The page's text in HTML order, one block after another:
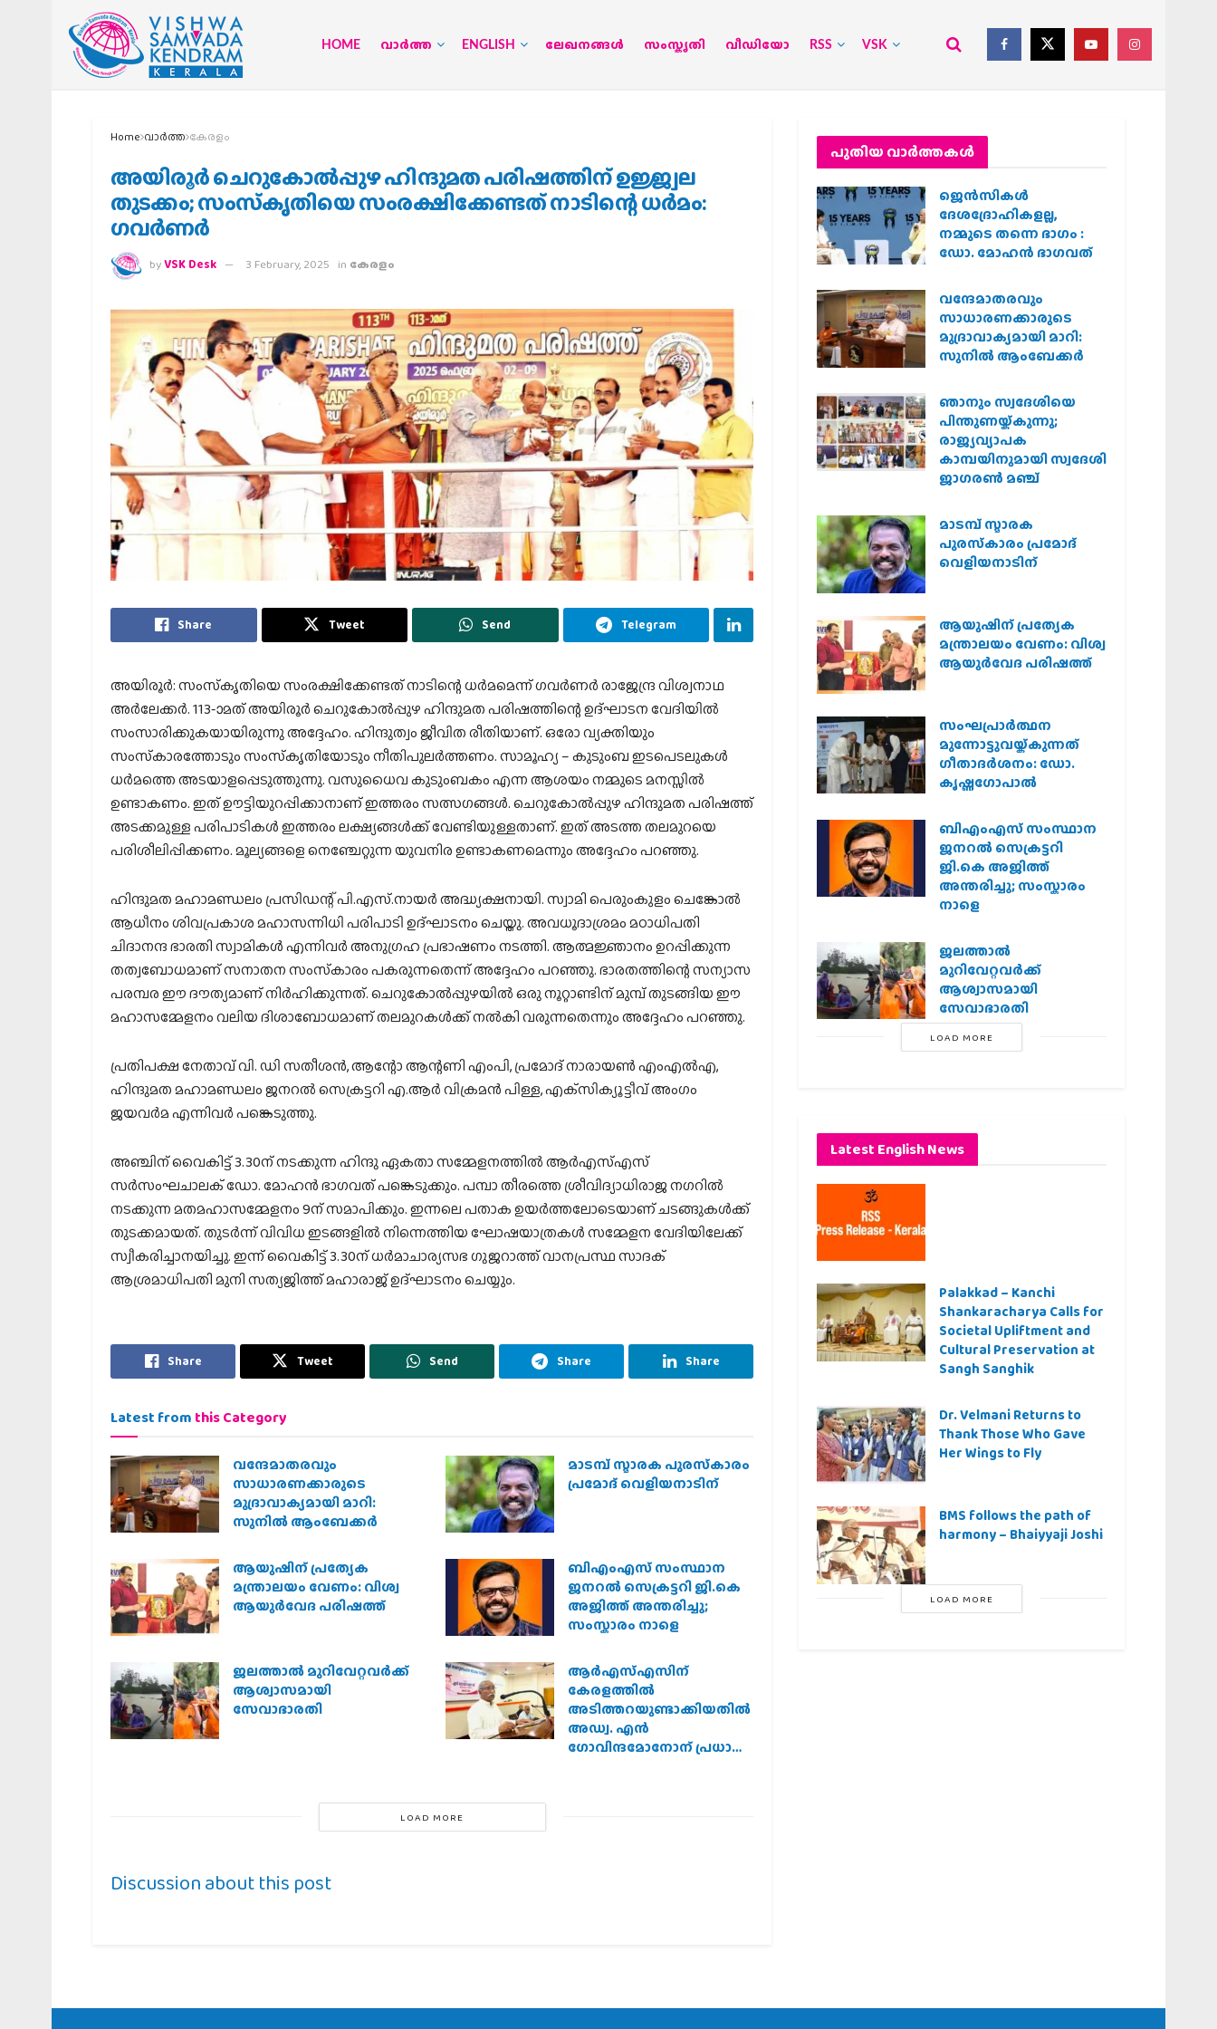
HOME വാര്‍ത്ത ENGLISH ലേഖനങ്ങള്‍ സംസ്കൃതി വീഡിയോ RSS VSK
Home വാര്‍ത്ത കേരളം
അയിരൂര്‍ ചെറുകോല്‍പ്പുഴ ഹിന്ദുമത പരിഷത്തിന് ഉജ്ജ്വല
തുടക്കം; സംസ്‌കൃതിയെ സംരക്ഷിക്കേണ്ടത് നാടിന്റെ ധര്‍മം:
ഗവര്‍ണര്‍
byVSK Desk 3 February, 2025 in കേരളം
Share Tweet Send Telegram
അയിരൂര്‍: സംസ്‌കൃതിയെ സംരക്ഷിക്കേണ്ടത് നാടിന്റെ ധര്‍മമെന്ന് ഗവര്‍ണര്‍ രാജേന്ദ്ര വിശ്വനാഥ
അര്‍ലേക്കര്‍. 113-ാമത് അയിരൂര്‍ ചെറുകോല്‍പ്പുഴ ഹിന്ദുമത പരിഷത്തിന്റെ ഉദ്ഘാടന വേദിയില്‍
സംസാരിക്കുകയായിരുന്നു അദ്ദേഹം. ഹിന്ദുത്വം ജീവിത രീതിയാണ്. ഒരോ വ്യക്തിയും
സംസ്‌കാരത്തോടും സംസ്‌കൃതിയോടും നീതിപുലര്‍ത്തണം. സാമൂഹ്യ – കുടുംബ ഇടപെടലുകള്‍
ധര്‍മത്തെ അടയാളപ്പെടുത്തുന്നു. വസുധൈവ കുടുംബകം എന്ന ആശയം നമ്മുടെ മനസ്സില്‍
ഉണ്ടാകണം. ഇത് ഊട്ടിയുറപ്പിക്കാനാണ് ഇത്തരം സത്സഗങ്ങള്‍. ചെറുകോല്‍പ്പുഴ ഹിന്ദുമത പരിഷത്ത്
അടക്കമുള്ള പരിപാടികള്‍ ഇത്തരം ലക്ഷ്യങ്ങള്‍ക്ക് വേണ്ടിയുള്ളതാണ്. ഇത് അടത്ത തലമുറയെ
പരിശീലിപ്പിക്കണം. മൂല്യങ്ങളെ നെഞ്ചേറ്റുന്ന യുവനിര ഉണ്ടാകണമെന്നും അദ്ദേഹം പറഞ്ഞു.
ഹിന്ദുമത മഹാമണ്ഡലം പ്രസിഡന്റ് പി.എസ്.നായര്‍ അദ്ധ്യക്ഷനായി. സ്വാമി പെരുംകുളം ചെങ്കോല്‍
ആധീനം ശിവപ്രകാശ മഹാസന്നിധി പരിപാടി ഉദ്ഘാടനം ചെയ്തു. അവധൂദാശ്രമം മഠാധിപതി
ചിദാനന്ദ ഭാരതി സ്വാമികള്‍ എന്നിവര്‍ അനുഗ്രഹ പ്രഭാഷണം നടത്തി. ആത്മജ്ഞാനം ഉറപ്പിക്കുന്ന
തത്വബോധമാണ് സനാതന സംസ്‌കാരം പകരുന്നതെന്ന് അദ്ദേഹം പറഞ്ഞു. ഭാരതത്തിന്റെ സന്യാസ
പരമ്പര ഈ ദൗത്യമാണ് നിര്‍ഹിക്കുന്നത്. ചെറുകോല്‍പ്പുഴയില്‍ ഒരു നൂറ്റാണ്ടിന് മുമ്പ് തുടങ്ങിയ ഈ
മഹാസമ്മേളനം വലിയ ദിശാബോധമാണ് തലമുറകള്‍ക്ക് നല്‍കി വരുന്നതെന്നും അദ്ദേഹം പറഞ്ഞു.
പ്രതിപക്ഷ നേതാവ് വി. ഡി സതീശന്‍, ആന്റോ ആന്റണി എംപി, പ്രമോദ് നാരായണ്‍ എംഎല്‍എ,
ഹിന്ദുമത മഹാമണ്ഡലം ജനറല്‍ സെക്രട്ടറി എ.ആര്‍ വിക്രമന്‍ പിള്ള, എക്‌സിക്യൂട്ടീവ് അംഗം
ജയവര്‍മ എന്നിവര്‍ പങ്കെടുത്തു.
അഞ്ചിന് വൈകിട്ട് 3.30ന് നടക്കുന്ന ഹിന്ദു ഏകതാ സമ്മേളനത്തില്‍ ആര്‍എസ്എസ്
സര്‍സംഘചാലക് ഡോ. മോഹന്‍ ഭാഗവത് പങ്കെടുക്കും. പമ്പാ തീരത്തെ ശ്രീവിദ്യാധിരാജ നഗറില്‍
നടക്കുന്ന മതമഹാസമ്മേളനം 9ന് സമാപിക്കും. ഇന്നലെ പതാക ഉയര്‍ത്തലോടെയാണ് ചടങ്ങുകള്‍ക്ക്
തുടക്കമായത്. തുടര്‍ന്ന് വിവിധ ഇടങ്ങളില്‍ നിന്നെത്തിയ ഘോഷയാത്രകള്‍ സമ്മേളന വേദിയിലേക്ക്
സ്വീകരിച്ചാനയിച്ചു. ഇന്ന് വൈകിട്ട് 3.30ന് ധര്‍മാചാര്യസഭ ഗുജറാത്ത് വാനപ്രസ്ഥ സാദക്
ആശ്രമാധിപതി മുനി സത്യജിത്ത് മഹാരാജ് ഉദ്ഘാടനം ചെയ്യും.
Share Tweet Send Share Share
Latest from this Category
വന്ദേമാതരവും
സാധാരണക്കാരുടെ
മുദ്രാവാക്യമായി മാറി:
സുനിൽ ആംബേക്കർ
മാടമ്പ് സ്മാരക പുരസ്‌കാരം
പ്രമോദ് വെളിയനാടിന്
ആയുഷിന് പ്രത്യേക
മന്ത്രാലയം വേണം: വിശ്വ
ആയുര്‍വേദ പരിഷത്ത്
ബിഎംഎസ് സംസ്ഥാന
ജനറൽ സെക്രട്ടറി ജി.കെ
അജിത്ത് അന്തരിച്ചു;
സംസ്കാരം നാളെ
ജലത്താല്‍ മുറിവേറ്റവര്‍ക്ക്
ആശ്വാസമായി
സേവാഭാരതി
ആര്‍എസ്എസിന്
കേരളത്തില്‍
അടിത്തറയുണ്ടാക്കിയതില്‍
അഡ്വ. എന്‍
ഗോവിന്ദമോനോന് പ്രധാന
LOAD MORE
Discussion about this post
പുതിയ വാര്‍ത്തകള്‍
ജെന്‍സികള്‍
ദേശദ്രോഹികളല്ല,
നമ്മുടെ തന്നെ ഭാഗം :
ഡോ. മോഹന്‍ ഭാഗവത്
വന്ദേമാതരവും
സാധാരണക്കാരുടെ
മുദ്രാവാക്യമായി മാറി:
സുനിൽ ആംബേക്കർ
ഞാനും സ്വദേശിയെ
പിന്തുണയ്ക്കുന്നു;
രാജ്യവ്യാപക
കാമ്പയിനുമായി സ്വദേശി
ജാഗരണ്‍ മഞ്ച്
മാടമ്പ് സ്മാരക
പുരസ്‌കാരം പ്രമോദ്
വെളിയനാടിന്
ആയുഷിന് പ്രത്യേക
മന്ത്രാലയം വേണം: വിശ്വ
ആയുര്‍വേദ പരിഷത്ത്
സംഘപ്രാര്‍ത്ഥന
മുന്നോട്ടുവയ്ക്കുന്നത്
ഗീതാദര്‍ശനം: ഡോ.
കൃഷ്ണഗോപാല്‍
ബിഎംഎസ് സംസ്ഥാന
ജനറൽ സെക്രട്ടറി
ജി.കെ അജിത്ത്
അന്തരിച്ചു; സംസ്കാരം
നാളെ
ജലത്താല്‍
മുറിവേറ്റവര്‍ക്ക്
ആശ്വാസമായി
സേവാഭാരതി
LOAD MORE
Latest English News
Palakkad – Kanchi
Shankaracharya Calls for
Societal Upliftment and
Cultural Preservation at
Sangh Sanghik
Dr. Velmani Returns to
Thank Those Who Gave
Her Wings to Fly
BMS follows the path of
harmony – Bhaiyyaji Joshi
LOAD MORE